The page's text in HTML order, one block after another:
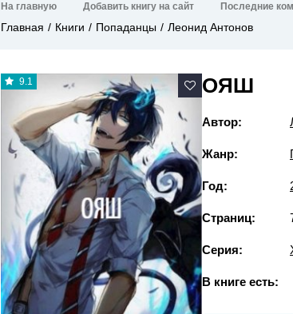
На главную Добавить книгу на сайт Последние
Главная Книги Попаданцы Леонид Антонов
9.1 ОЯШ
Автор:
Жанр:
Год:
Страниц:
Серия:
В книге есть: